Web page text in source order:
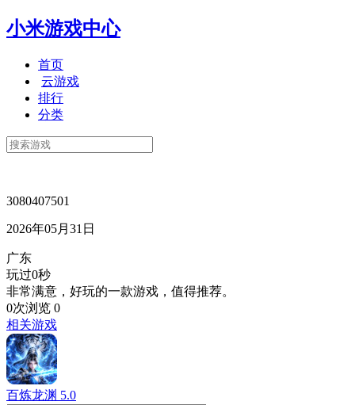
小米游戏中心
首页
云游戏
排行
分类
3080407501
2026年05月31日
广东
玩过0秒
非常满意，好玩的一款游戏，值得推荐。
0次浏览 0
相关游戏
百炼龙渊 5.0